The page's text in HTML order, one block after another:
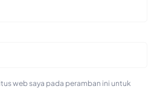
web saya pada peramban ini untuk